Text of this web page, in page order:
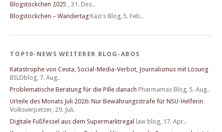
Blogstöckchen 2025 , 31. Dez..
Blogstöckchen – Wandertag Kazi's Blog, 5. Feb..
TOP10-NEWS WEITERER BLOG-ABOS
Katastrophe von Ceuta, Social-Media-Verbot, Journalismus mit Lösung
BILDblog, 7. Aug..
Problematische Beratung für die Pille danach Pharmamas Blog, 5. Aug..
Urteile des Monats Juli 2026: Nur Bewährungsstrafe für NSU-Helferin
Volksverpetzer, 29. Juli.
Digitale Fußfessel aus dem Supermarktregal
law blog, 17. Apr..